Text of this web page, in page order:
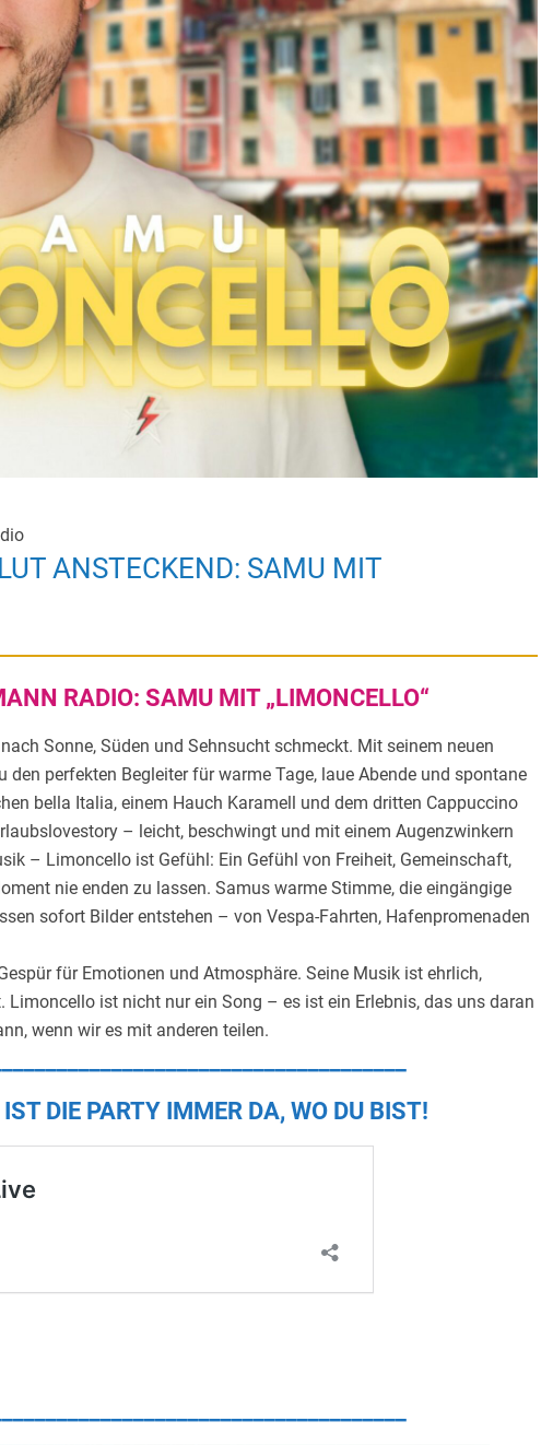
ANSTECKEND: SAMU MIT
RADIO: SAMU MIT „LIMONCELLO“
Sonne, Süden und Sehnsucht schmeckt. Mit seinem neuen
den perfekten Begleiter für warme Tage, laue Abende und spontane
bella Italia, einem Hauch Karamell und dem dritten Cappuccino
– leicht, beschwingt und mit einem Augenzwinkern
– Limoncello ist Gefühl: Ein Gefühl von Freiheit, Gemeinschaft,
nie enden zu lassen. Samus warme Stimme, die eingängige
sofort Bilder entstehen – von Vespa-Fahrten, Hafenpromenaden
für Emotionen und Atmosphäre. Seine Musik ist ehrlich,
ist nicht nur ein Song – es ist ein Erlebnis, das uns daran
wenn wir es mit anderen teilen.
DIE PARTY IMMER DA, WO DU BIST!